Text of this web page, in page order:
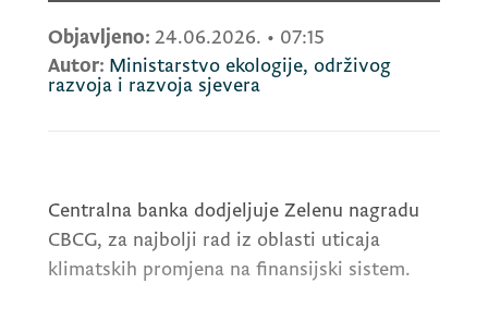
Objavljeno: 24.06.2026. • 07:15
Autor: Ministarstvo ekologije, održivog
razvoja i razvoja sjevera
Centralna banka dodjeljuje Zelenu nagradu
CBCG, za najbolji rad iz oblasti uticaja
klimatskih promjena na finansijski sistem.